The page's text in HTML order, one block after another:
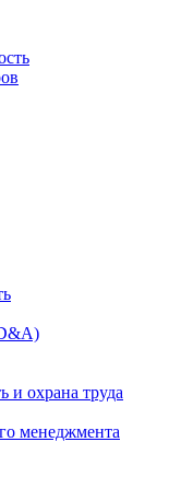
и охрана труда
менеджмента